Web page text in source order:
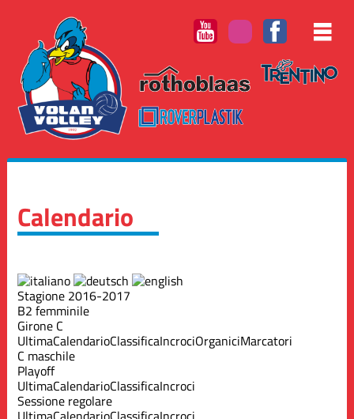
Calendario
Stagione 2016-2017
B2 femminile
Girone C
UltimaCalendarioClassificaIncrociOrganiciMarcatori
C maschile
Playoff
UltimaCalendarioClassificaIncroci
Sessione regolare